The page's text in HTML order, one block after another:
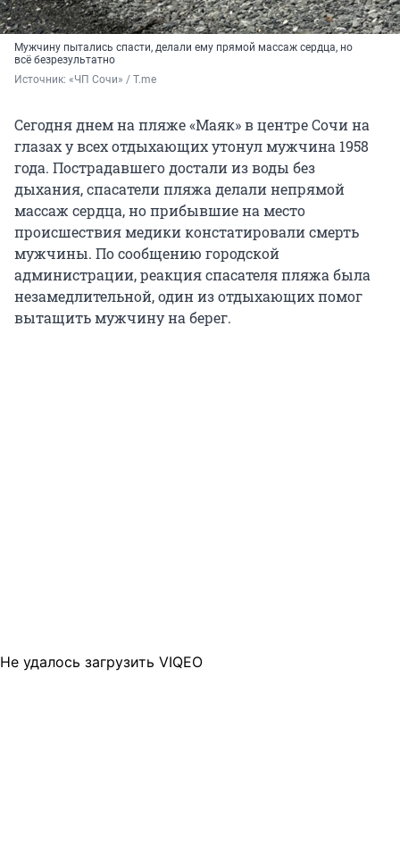
Мужчину пытались спасти, делали ему прямой массаж сердца, но
всё безрезультатно
Источник: «ЧП Сочи» / T.me
Сегодня днем на пляже «Маяк» в центре Сочи на
глазах у всех отдыхающих утонул мужчина 1958
года. Пострадавшего достали из воды без
дыхания, спасатели пляжа делали непрямой
массаж сердца, но прибывшие на место
происшествия медики констатировали смерть
мужчины. По сообщению городской
администрации, реакция спасателя пляжа была
незамедлительной, один из отдыхающих помог
вытащить мужчину на берег.
Не удалось загрузить VIQEO